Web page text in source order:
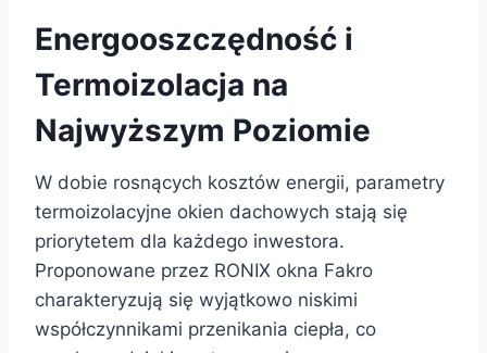
Energooszczędność i
Termoizolacja na
Najwyższym Poziomie
W dobie rosnących kosztów energii, parametry
termoizolacyjne okien dachowych stają się
priorytetem dla każdego inwestora.
Proponowane przez RONIX okna Fakro
charakteryzują się wyjątkowo niskimi
współczynnikami przenikania ciepła, co